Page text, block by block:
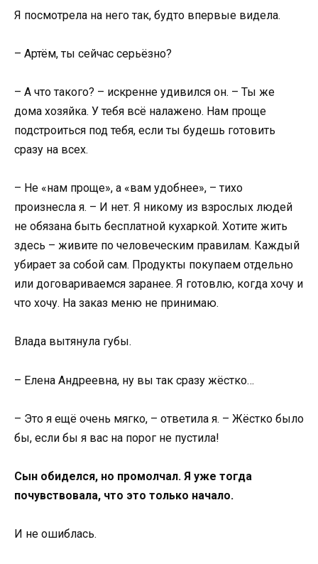
Я посмотрела на него так, будто впервые видела.
– Артём, ты сейчас серьёзно?
– А что такого? – искренне удивился он. – Ты же
дома хозяйка. У тебя всё налажено. Нам проще
подстроиться под тебя, если ты будешь готовить
сразу на всех.
– Не «нам проще», а «вам удобнее», – тихо
произнесла я. – И нет. Я никому из взрослых людей
не обязана быть бесплатной кухаркой. Хотите жить
здесь – живите по человеческим правилам. Каждый
убирает за собой сам. Продукты покупаем отдельно
или договариваемся заранее. Я готовлю, когда хочу и
что хочу. На заказ меню не принимаю.
Влада вытянула губы.
– Елена Андреевна, ну вы так сразу жёстко…
– Это я ещё очень мягко, – ответила я. – Жёстко было
бы, если бы я вас на порог не пустила!
Сын обиделся, но промолчал. Я уже тогда
почувствовала, что это только начало.
И не ошиблась.